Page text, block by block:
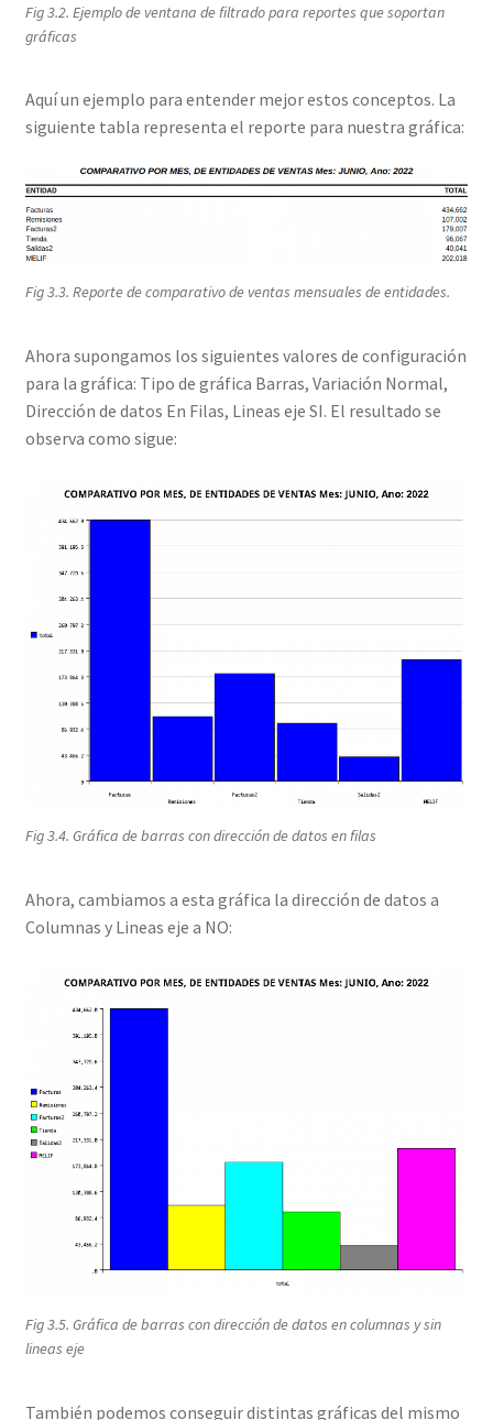
Fig 3.2. Ejemplo de ventana de filtrado para reportes que soportan
gráficas
Aquí un ejemplo para entender mejor estos conceptos. La
siguiente tabla representa el reporte para nuestra gráfica:
Fig 3.3. Reporte de comparativo de ventas mensuales de entidades.
Ahora supongamos los siguientes valores de configuración
para la gráfica: Tipo de gráfica Barras, Variación Normal,
Dirección de datos En Filas, Lineas eje SI. El resultado se
observa como sigue:
Fig 3.4. Gráfica de barras con dirección de datos en filas
Ahora, cambiamos a esta gráfica la dirección de datos a
Columnas y Lineas eje a NO:
Fig 3.5. Gráfica de barras con dirección de datos en columnas y sin
lineas eje
También podemos conseguir distintas gráficas del mismo